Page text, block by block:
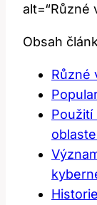
alt=“Různé
Obsah
Různé‌
Použití